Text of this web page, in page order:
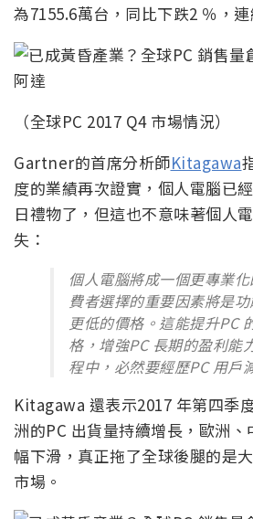
為7155.6萬台，同比下跌2 ％，
（全球PC 2017 Q4 市場情況）
Gartner的首席分析師Kitagawa
度的業績再次證實，個人電腦已
日禮物了，但這也不意味著個人
失：
個人電腦將成一個更專業
費者選擇的重要因素將是
更低的價格。這能提升PC
格，增強PC 長期的盈利能
程中，必然要經歷PC 用戶
Kitagawa 還表示2017 年第四季
洲的PC 出貨量持續增長，歐洲
幅下滑，真正拖了全球後腿的是
市場。